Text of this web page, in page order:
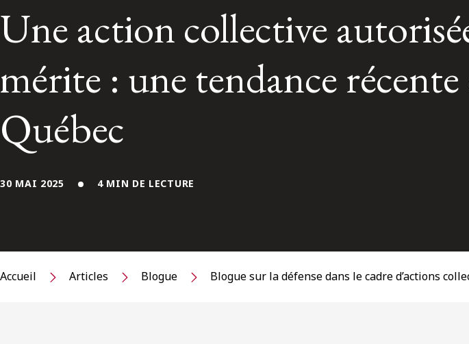
Une action collective
mérite : une tendance récente
Québec
30 MAI 2025 4 MIN DE LECTURE
Accueil Articles Blogue Blogue sur la défense dans le cadre d’actions